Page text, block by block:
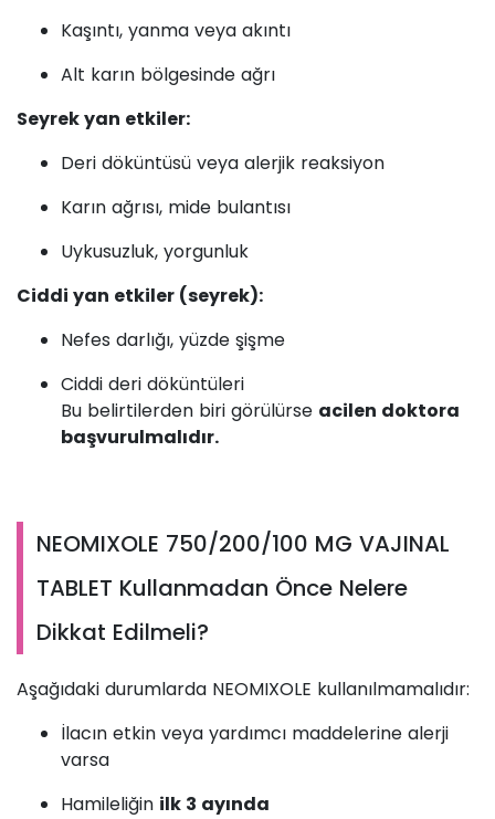
Kaşıntı, yanma veya akıntı
Alt karın bölgesinde ağrı
Seyrek yan etkiler:
Deri döküntüsü veya alerjik reaksiyon
Karın ağrısı, mide bulantısı
Uykusuzluk, yorgunluk
Ciddi yan etkiler (seyrek):
Nefes darlığı, yüzde şişme
Ciddi deri döküntüleri
Bu belirtilerden biri görülürse acilen doktora
başvurulmalıdır.
NEOMIXOLE 750/200/100 MG VAJINAL
TABLET Kullanmadan Önce Nelere
Dikkat Edilmeli?
Aşağıdaki durumlarda NEOMIXOLE kullanılmamalıdır:
İlacın etkin veya yardımcı maddelerine alerji
varsa
Hamileliğin ilk 3 ayında